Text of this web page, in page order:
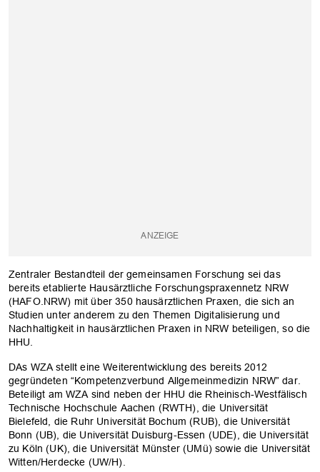
Zentraler Bestandteil der gemeinsamen Forschung sei das
bereits etablierte Hausärztliche Forschungspraxennetz NRW
(HAFO.NRW) mit über 350 hausärztlichen Praxen, die sich an
Studien unter anderem zu den Themen Digitalisierung und
Nachhaltigkeit in hausärztlichen Praxen in NRW beteiligen, so die
HHU.
DAs WZA stellt eine Weiterentwicklung des bereits 2012
gegründeten “Kompetenzverbund Allgemeinmedizin NRW” dar.
Beteiligt am WZA sind neben der HHU die Rheinisch-Westfälisch
Technische Hochschule Aachen (RWTH), die Universität
Bielefeld, die Ruhr Universität Bochum (RUB), die Universität
Bonn (UB), die Universität Duisburg-Essen (UDE), die Universität
zu Köln (UK), die Universität Münster (UMü) sowie die Universität
Witten/Herdecke (UW/H).